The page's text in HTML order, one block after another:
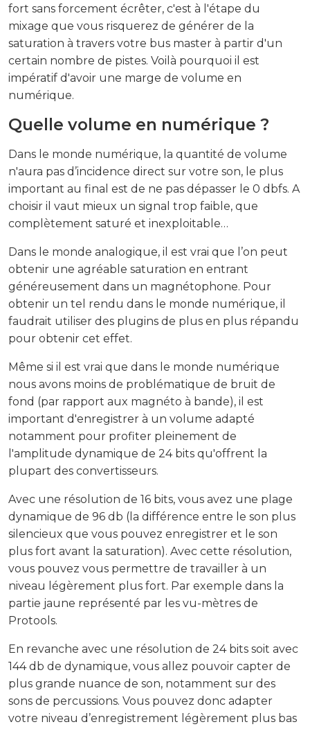
fort sans forcement écrêter, c'est à l'étape du
mixage que vous risquerez de générer de la
saturation à travers votre bus master à partir d'un
certain nombre de pistes. Voilà pourquoi il est
impératif d'avoir une marge de volume en
numérique.
Quelle volume en numérique ?
Dans le monde numérique, la quantité de volume
n'aura pas d’incidence direct sur votre son, le plus
important au final est de ne pas dépasser le 0 dbfs. A
choisir il vaut mieux un signal trop faible, que
complètement saturé et inexploitable…
Dans le monde analogique, il est vrai que l’on peut
obtenir une agréable saturation en entrant
généreusement dans un magnétophone. Pour
obtenir un tel rendu dans le monde numérique, il
faudrait utiliser des plugins de plus en plus répandu
pour obtenir cet effet.
Même si il est vrai que dans le monde numérique
nous avons moins de problématique de bruit de
fond (par rapport aux magnéto à bande), il est
important d'enregistrer à un volume adapté
notamment pour profiter pleinement de
l'amplitude dynamique de 24 bits qu'offrent la
plupart des convertisseurs.
Avec une résolution de 16 bits, vous avez une plage
dynamique de 96 db (la différence entre le son plus
silencieux que vous pouvez enregistrer et le son
plus fort avant la saturation). Avec cette résolution,
vous pouvez vous permettre de travailler à un
niveau légèrement plus fort. Par exemple dans la
partie jaune représenté par les vu-mètres de
Protools.
En revanche avec une résolution de 24 bits soit avec
144 db de dynamique, vous allez pouvoir capter de
plus grande nuance de son, notamment sur des
sons de percussions. Vous pouvez donc adapter
votre niveau d’enregistrement légèrement plus bas